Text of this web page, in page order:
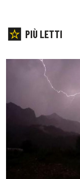
PIÙ LETTI